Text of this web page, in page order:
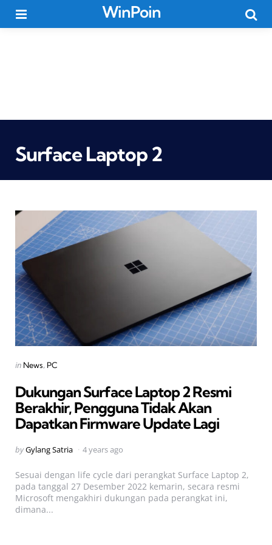
WinPoin
Surface Laptop 2
Categories
Posted
in News PC
Dukungan Surface Laptop 2 Resmi
Berakhir, Pengguna Tidak Akan
Dapatkan Firmware Update Lagi
Posted
byGylang Satria 4 years ago
Sesuai dengan life cycle dari perangkat Surface Laptop 2,
pada tanggal 27 Desember 2022 kemarin, secara resmi
Microsoft mengakhiri dukungan pada perangkat ini,
dimana...